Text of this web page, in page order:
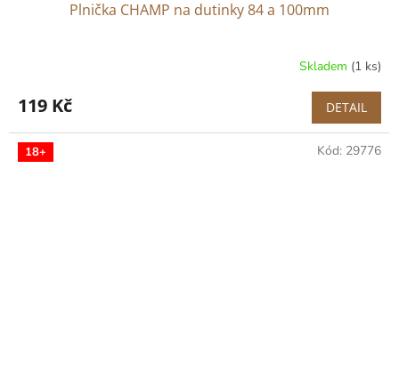
Plnička CHAMP na dutinky 84 a 100mm
Skladem (1 ks)
119 Kč DETAIL
18+ Kód: 29776